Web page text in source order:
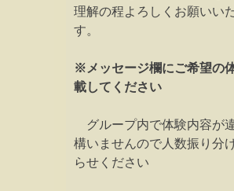
理解の程よろしくお願いい
す。
※メッセージ欄にご希望の
載してください
グループ内で体験内容が
構いませんので人数振り分
らせください